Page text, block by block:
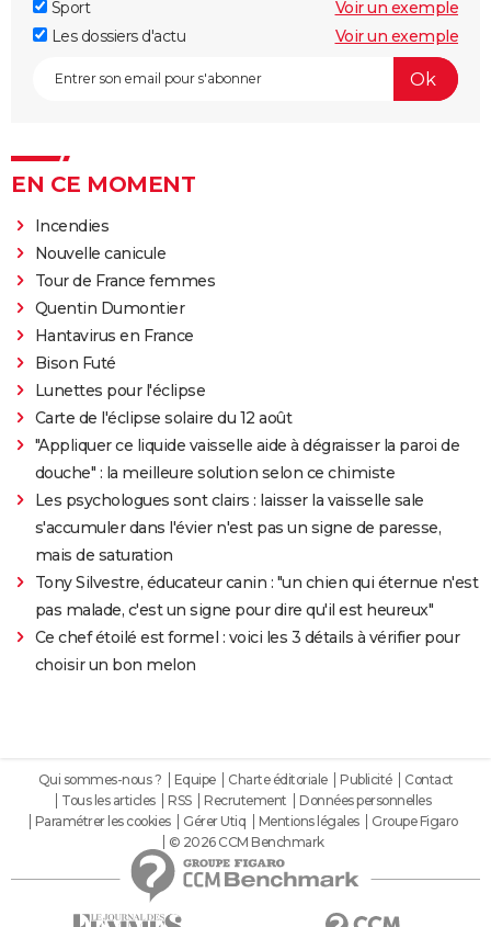
Sport
Voir un exemple
Les dossiers d'actu
Voir un exemple
EN CE MOMENT
Incendies
Nouvelle canicule
Tour de France femmes
Quentin Dumontier
Hantavirus en France
Bison Futé
Lunettes pour l'éclipse
Carte de l'éclipse solaire du 12 août
"Appliquer ce liquide vaisselle aide à dégraisser la paroi de
douche" : la meilleure solution selon ce chimiste
Les psychologues sont clairs : laisser la vaisselle sale
s'accumuler dans l'évier n'est pas un signe de paresse,
mais de saturation
Tony Silvestre, éducateur canin : "un chien qui éternue n'est
pas malade, c'est un signe pour dire qu'il est heureux"
Ce chef étoilé est formel : voici les 3 détails à vérifier pour
choisir un bon melon
Qui sommes-nous ? Equipe Charte éditoriale Publicité
Contact
Tous les articles
RSS Recrutement
Données personnelles
Paramétrer les cookies
Gérer Utiq Mentions légales
Groupe Figaro
© 2026 CCM Benchmark